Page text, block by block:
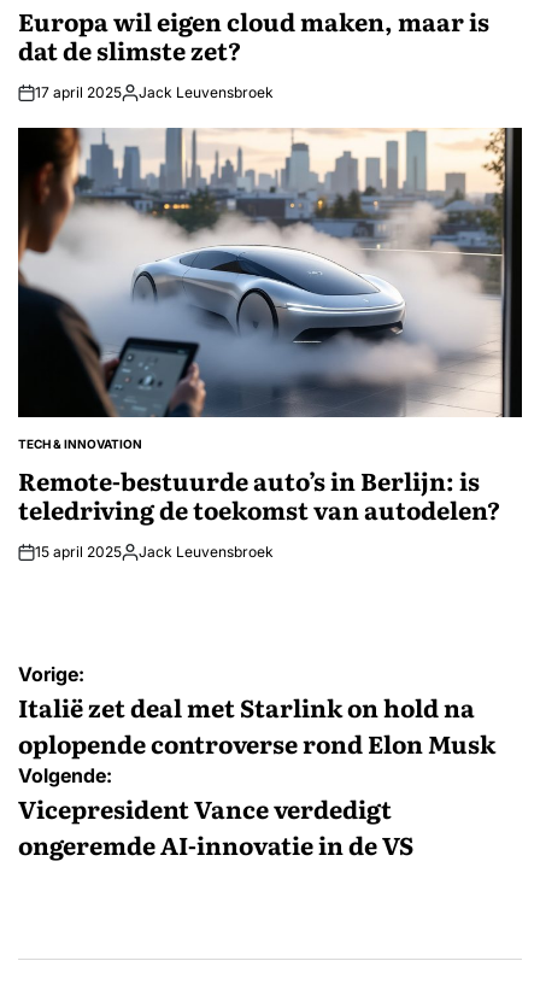
Europa wil eigen cloud maken, maar is
dat de slimste zet?
17 april 2025Geplaatst
Jack Leuvensbroek
GEPLAATST
TECH & INNOVATION
Remote-bestuurde auto’s in Berlijn: is
teledriving de toekomst van autodelen?
15 april 2025Geplaatst
Jack Leuvensbroek
Bericht
navigatie
Vorige:
Italië zet deal met Starlink on hold na
oplopende controverse rond Elon Musk
Volgende:
Vicepresident Vance verdedigt
ongeremde AI-innovatie in de VS